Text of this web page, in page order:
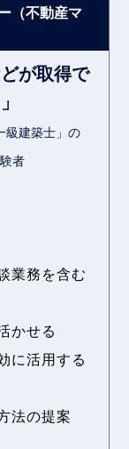
が取得で
級建築士」の
者
業務を含む
かせる
に活用する
法の提案